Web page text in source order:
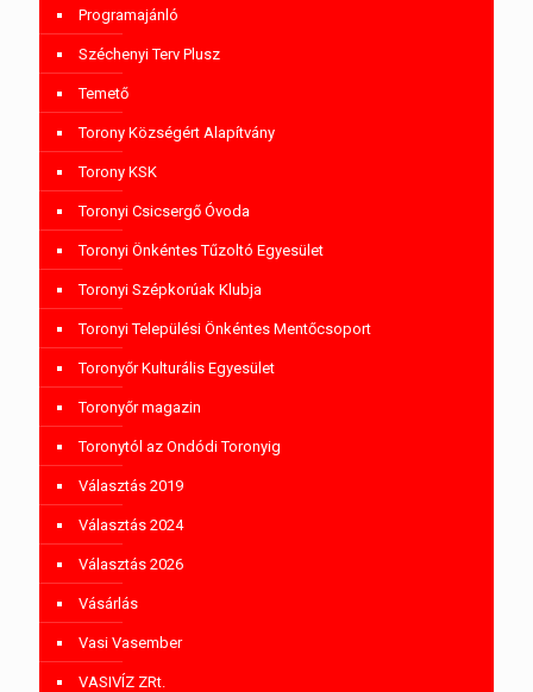
Programajánló
Széchenyi Terv Plusz
Temető
Torony Községért Alapítvány
Torony KSK
Toronyi Csicsergő Óvoda
Toronyi Önkéntes Tűzoltó Egyesület
Toronyi Szépkorúak Klubja
Toronyi Települési Önkéntes Mentőcsoport
Toronyőr Kulturális Egyesület
Toronyőr magazin
Toronytól az Ondódi Toronyig
Választás 2019
Választás 2024
Választás 2026
Vásárlás
Vasi Vasember
VASIVÍZ ZRt.